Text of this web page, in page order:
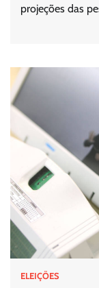
projeções das
ELEIÇÕES